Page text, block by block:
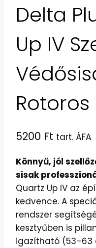
Delta
Up IV
5200 Ft tart. ÁFA
Könnyű, jól
sisak
Quartz Up IV az
kedvence. A
rendszer
kesztyűben is
igazítható (53–63